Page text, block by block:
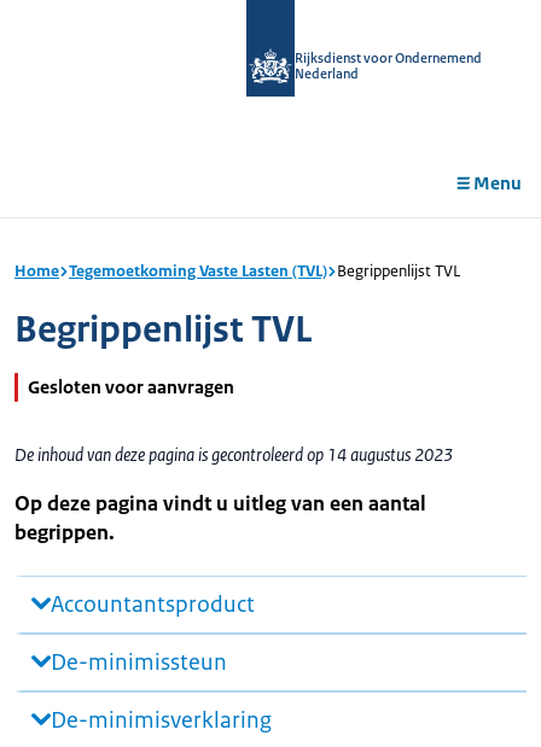
Rijksdienst voor Ondernemend
Nederland
Menu
Home Tegemoetkoming Vaste Lasten (TVL) Begrippenlijst TVL
Begrippenlijst TVL
Gesloten voor aanvragen
De inhoud van deze pagina is gecontroleerd op 14 augustus 2023
Op deze pagina vindt u uitleg van een aantal
begrippen.
Accountantsproduct
De-minimissteun
De-minimisverklaring